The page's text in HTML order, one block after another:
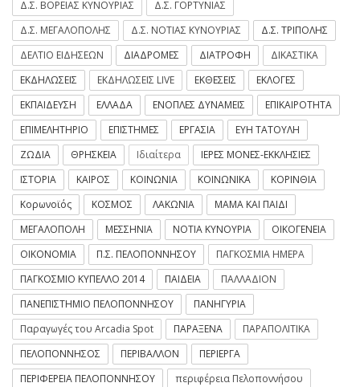
Δ.Σ. ΒΟΡΕΙΑΣ ΚΥΝΟΥΡΙΑΣ
Δ.Σ. ΓΟΡΤΥΝΙΑΣ
Δ.Σ. ΜΕΓΑΛΟΠΟΛΗΣ
Δ.Σ. ΝΟΤΙΑΣ ΚΥΝΟΥΡΙΑΣ
Δ.Σ. ΤΡΙΠΟΛΗΣ
ΔΕΛΤΙΟ ΕΙΔΗΣΕΩΝ
ΔΙΑΔΡΟΜΕΣ ΔΙΑΤΡΟΦΗ
ΔΙΚΑΣΤΙΚΑ
ΕΚΔΗΛΩΣΕΙΣ
ΕΚΔΗΛΩΣΕΙΣ LIVE ΕΚΘΕΣΕΙΣ
ΕΚΛΟΓΕΣ
ΕΚΠΑΙΔΕΥΣΗ
ΕΛΛΑΔΑ ΕΝΟΠΛΕΣ ΔΥΝΑΜΕΙΣ
ΕΠΙΚΑΙΡΟΤΗΤΑ
ΕΠΙΜΕΛΗΤΗΡΙΟ
ΕΠΙΣΤΗΜΕΣ ΕΡΓΑΣΙΑ
ΕΥΗ ΤΑΤΟΥΛΗ
ΖΩΔΙΑ
ΘΡΗΣΚΕΙΑ Ιδιαίτερα
ΙΕΡΕΣ ΜΟΝΕΣ-ΕΚΚΛΗΣΙΕΣ
ΙΣΤΟΡΙΑ
ΚΑΙΡΟΣ ΚΟΙΝΩΝΙΑ ΚΟΙΝΩΝΙΚΑ
ΚΟΡΙΝΘΙΑ
Κορωνοϊός
ΚΟΣΜΟΣ ΛΑΚΩΝΙΑ
ΜΑΜΑ ΚΑΙ ΠΑΙΔΙ
ΜΕΓΑΛΟΠΟΛΗ
ΜΕΣΣΗΝΙΑ ΝΟΤΙΑ ΚΥΝΟΥΡΙΑ
ΟΙΚΟΓΕΝΕΙΑ
ΟΙΚΟΝΟΜΙΑ
Π.Σ. ΠΕΛΟΠΟΝΝΗΣΟΥ
ΠΑΓΚΟΣΜΙΑ ΗΜΕΡΑ
ΠΑΓΚΟΣΜΙΟ ΚΥΠΕΛΛΟ 2014
ΠΑΙΔΕΙΑ
ΠΑΛΛΑΔΙΟΝ
ΠΑΝΕΠΙΣΤΗΜΙΟ ΠΕΛΟΠΟΝΝΗΣΟΥ
ΠΑΝΗΓΥΡΙΑ
Παραγωγές του Arcadia Spot
ΠΑΡΑΞΕΝΑ
ΠΑΡΑΠΟΛΙΤΙΚΑ
ΠΕΛΟΠΟΝΝΗΣΟΣ
ΠΕΡΙΒΑΛΛΟΝ
ΠΕΡΙΕΡΓΑ
ΠΕΡΙΦΕΡΕΙΑ ΠΕΛΟΠΟΝΝΗΣΟΥ
περιφέρεια Πελοποννήσου